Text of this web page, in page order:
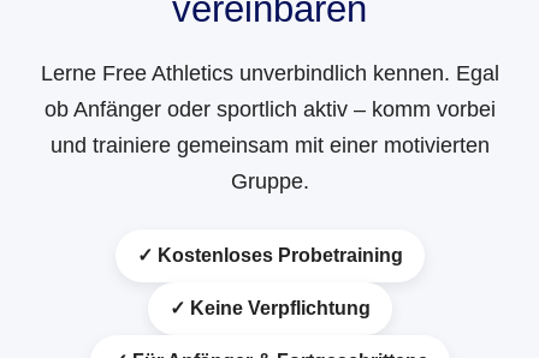
vereinbaren
Lerne Free Athletics unverbindlich kennen. Egal
ob Anfänger oder sportlich aktiv – komm vorbei
und trainiere gemeinsam mit einer motivierten
Gruppe.
✓ Kostenloses Probetraining
✓ Keine Verpflichtung